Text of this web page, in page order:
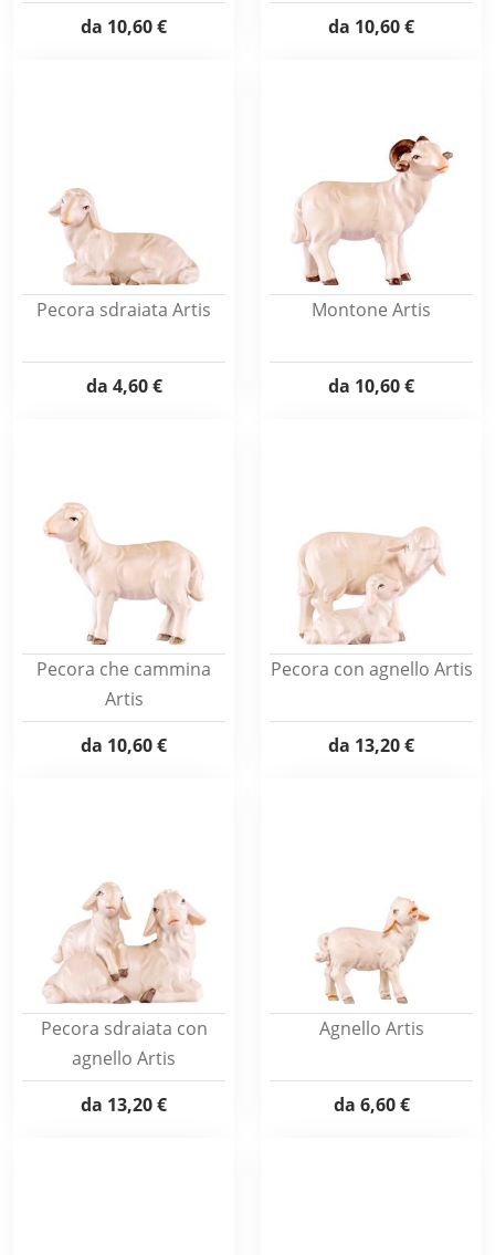
da 10,60 € da 10,60 €
Pecora sdraiata Artis
da 4,60 €
Montone Artis
da 10,60 €
Pecora che cammina
Artis
da 10,60 €
Pecora con agnello Artis
da 13,20 €
Pecora sdraiata con
agnello Artis
da 13,20 €
Agnello Artis
da 6,60 €